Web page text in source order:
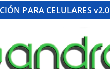
PARA CELULARES v2.0